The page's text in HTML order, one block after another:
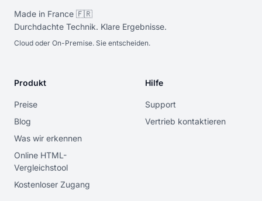
Made in France 🇫🇷
Durchdachte Technik. Klare Ergebnisse.
Cloud oder On-Premise. Sie entscheiden.
Produkt
Preise
Blog
Was wir erkennen
Online HTML-
Vergleichstool
Kostenloser Zugang
Hilfe
Support
Vertrieb kontaktieren